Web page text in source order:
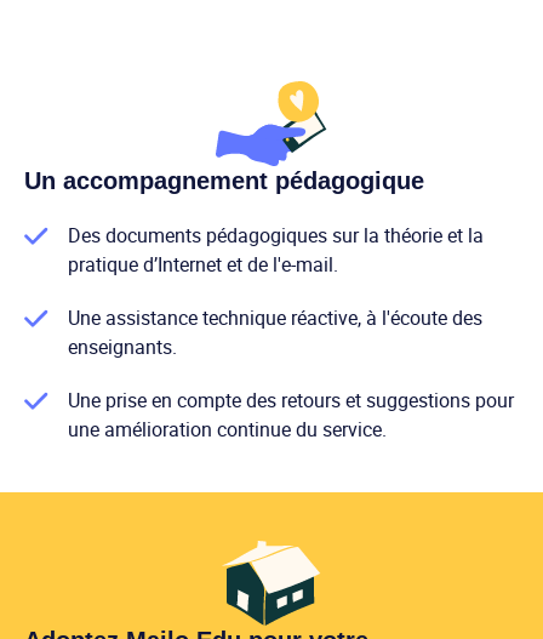
Un accompagnement pédagogique
Des documents pédagogiques sur la théorie et la
pratique d’Internet et de l'e-mail.
Une assistance technique réactive, à l'écoute des
enseignants.
Une prise en compte des retours et suggestions pour
une amélioration continue du service.